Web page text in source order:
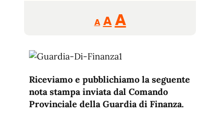
A
Reducir
tamaño
A Restablecer
de
AAumentar
fuente.
Riceviamo e pubblichiamo la seguente
nota stampa inviata dal Comando
Provinciale della Guardia di Finanza.